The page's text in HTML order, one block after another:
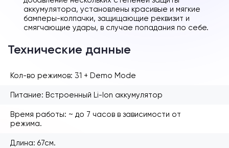
аккумулятора, установлены красивые и мягкие
бамперы-колпачки, защищающие реквизит и
смягчающие удары, в случае попадания по себе.
Технические данные
Кол-во режимов: 31 + Demo Mode
Питание: Встроенный Li-Ion аккумулятор
Время работы: ~ до 7 часов в зависимости от
режима.
Длина: 67см.